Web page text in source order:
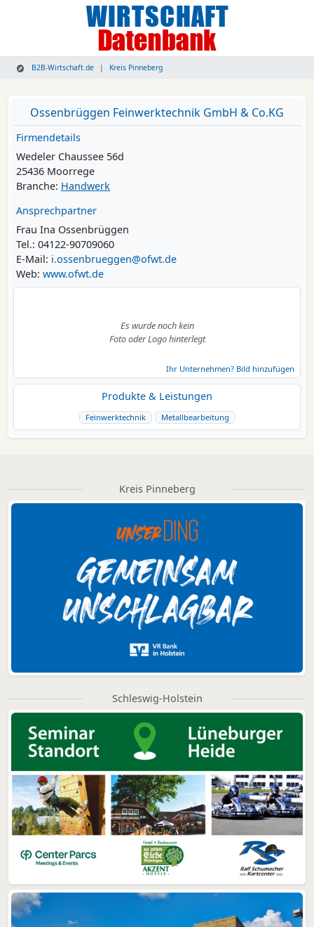
B2B-Wirtschaft.de Kreis Pinneberg
Ossenbrüggen Feinwerktechnik GmbH & Co.KG
Firmendetails
Wedeler Chaussee 56d
25436 Moorrege
Branche: Handwerk
Ansprechpartner
Frau Ina Ossenbrüggen
Tel.: 04122-90709060
E-Mail: i.ossenbrueggen@ofwt.de
Web: www.ofwt.de
Es wurde noch kein
Foto oder Logo hinterlegt
Ihr Unternehmen? Bild hinzufügen
Produkte & Leistungen
Feinwerktechnik Metallbearbeitung
Kreis Pinneberg
Schleswig-Holstein